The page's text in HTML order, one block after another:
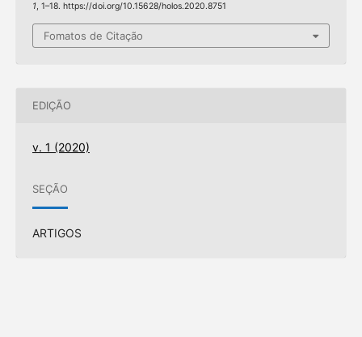
1, 1–18. https://doi.org/10.15628/holos.2020.8751
Fomatos de Citação
EDIÇÃO
v. 1 (2020)
SEÇÃO
ARTIGOS